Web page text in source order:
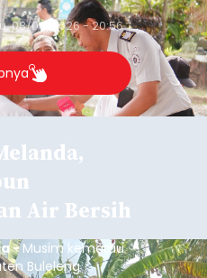
08/06/2026 - 20:56
Air Bersih
-Musim kemarau
Buleleng